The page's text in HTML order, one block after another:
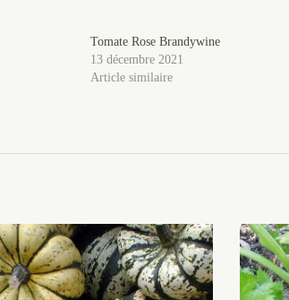
Tomate Rose Brandywine
13 décembre 2021
Article similaire